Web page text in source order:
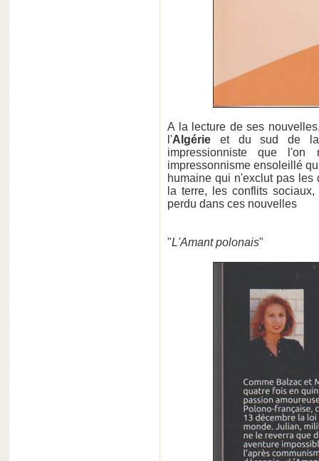
A la lecture de ses
l'Algérie et du sud de
impressionniste que
impressonnisme ensoleillé
humaine qui n'exclut pas
la terre, les conflits
perdu dans ces nouvelles
"L'Amant polonais"